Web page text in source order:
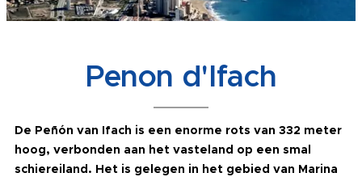
Penon d'Ifach
De Peñón van Ifach is een enorme rots van 332 meter
hoog, verbonden aan het vasteland op een smal
schiereiland. Het is gelegen in het gebied van Marina